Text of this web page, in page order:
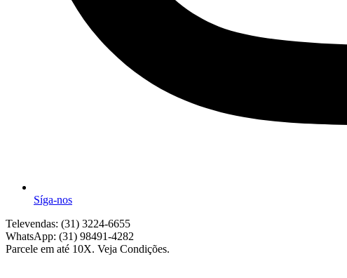
Síga-nos
Televendas: (31) 3224-6655
WhatsApp: (31) 98491-4282
Parcele em até 10X. Veja Condições.